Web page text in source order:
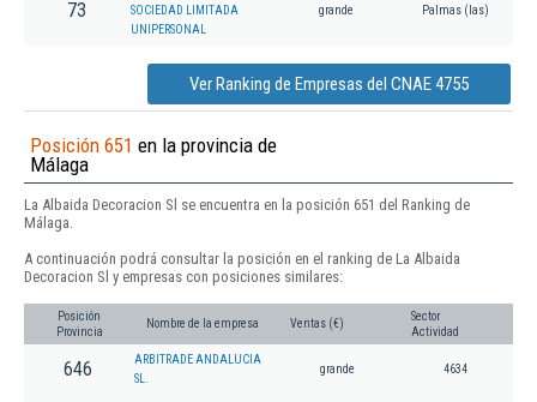
73
SOCIEDAD LIMITADA
UNIPERSONAL
grande Palmas (las)
Ver Ranking de Empresas del CNAE 4755
Posición 651 en la provincia de
Málaga
La Albaida Decoracion Sl se encuentra en la posición 651 del Ranking de
Málaga.
A continuación podrá consultar la posición en el ranking de La Albaida
Decoracion Sl y empresas con posiciones similares:
Posición
Provincia
Nombre de la empresa Ventas (€)
Sector
Actividad
646
ARBITRADE ANDALUCIA
SL.
grande 4634